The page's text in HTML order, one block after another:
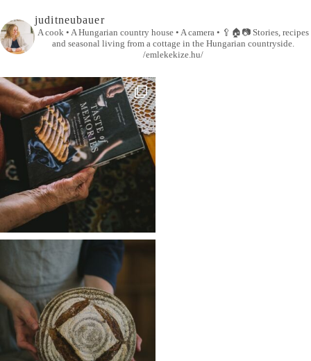
juditneubauer
A cook • A Hungarian country house • A camera • 🥄🏠📷Stories, recipes
and seasonal living from a cottage in the Hungarian countryside.
/emlekekize.hu/